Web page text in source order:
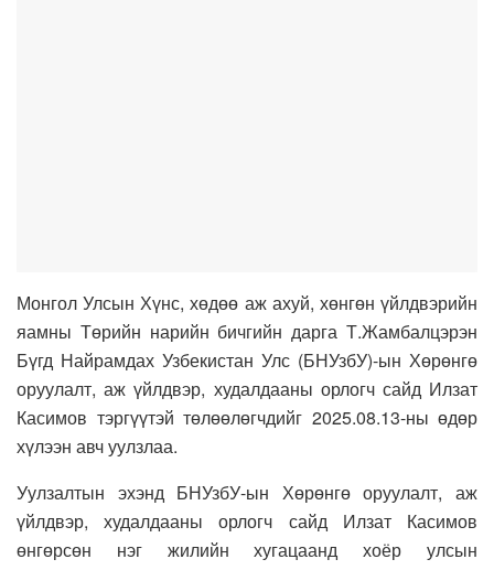
Монгол Улсын Хүнс, хөдөө аж ахуй, хөнгөн үйлдвэрийн
яамны Төрийн нарийн бичгийн дарга Т.Жамбалцэрэн
Бүгд Найрамдах Узбекистан Улс (БНУзбУ)-ын Хөрөнгө
оруулалт, аж үйлдвэр, худалдааны орлогч сайд Илзат
Касимов тэргүүтэй төлөөлөгчдийг 2025.08.13-ны өдөр
хүлээн авч уулзлаа.
Уулзалтын эхэнд БНУзбУ-ын Хөрөнгө оруулалт, аж
үйлдвэр, худалдааны орлогч сайд Илзат Касимов
өнгөрсөн нэг жилийн хугацаанд хоёр улсын